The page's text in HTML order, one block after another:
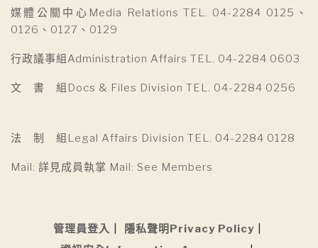
媒體公關中心Media Relations TEL. 04-2284 0125、
0126、0127、0129
行政議事組Administration Affairs TEL. 04-2284 0603
文 書 組Docs & Files Division TEL. 04-2284 0256
法 制 組Legal Affairs Division TEL. 04-2284 0128
Mail: 詳見成員執掌 Mail: See Members
管理員登入
隱私聲明Privacy Policy